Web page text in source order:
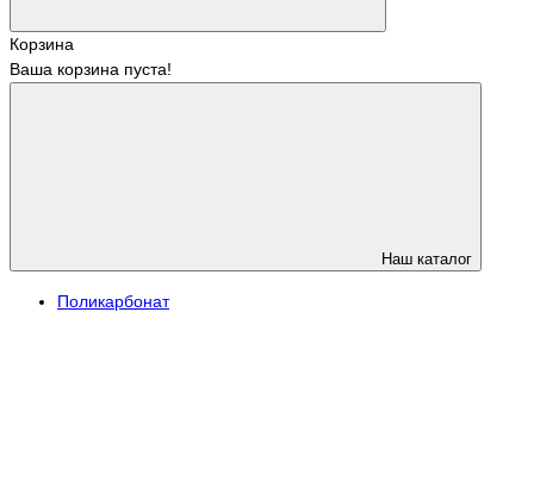
Корзина
Ваша корзина пуста!
Наш каталог
Поликарбонат